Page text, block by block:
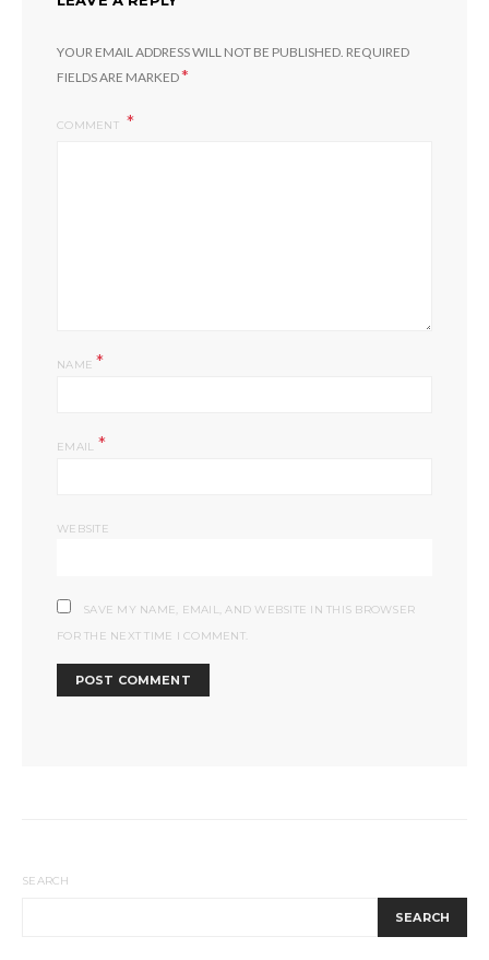
YOUR EMAIL ADDRESS WILL NOT BE PUBLISHED. REQUIRED
FIELDS ARE MARKED*
COMMENT
NAME*
EMAIL *
WEBSITE
SAVE MY NAME, EMAIL, AND WEBSITE IN THIS BROWSER
FOR THE NEXT TIME I COMMENT.
SEARCH
SEARCH